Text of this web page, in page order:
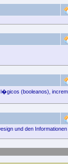
(booleanos),
und den